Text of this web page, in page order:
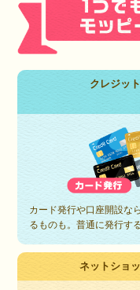
クレジッ
カード発行や口座開設な
るものも。普通に発行す
ネットショ